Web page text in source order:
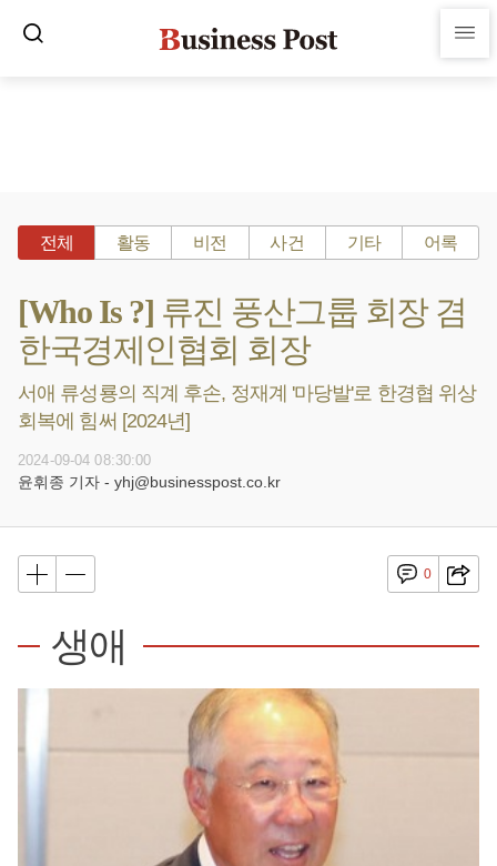
전체 활동 비전 사건 기타 어록
[Who Is ?] 류진 풍산그룹 회장 겸
한국경제인협회 회장
서애 류성룡의 직계 후손, 정재계 '마당발'로 한경협 위상
회복에 힘써 [2024년]
2024-09-04 08:30:00
윤휘종 기자 - yhj@businesspost.co.kr
0
생애